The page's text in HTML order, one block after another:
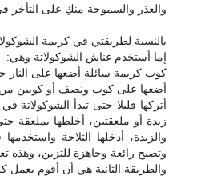
والعذر والسموحة منكِ على التأخر
بالنسبة لطريقتي في كريمة
إما أستخدم غناش الشوكولاتة وهي:
كوب كريمة سائلة أضعها على النار
أضعها على كوب ونصف أو كوبين من
أتركها قليلا حتى تبدأ الشوكولاتة
زبدة أو ملعقتين، أخلطها بملعقة
والزبدة، أدخلها الثلاجة
وتصبح رائعة وجاهزة للتزين، وهذه
والطريقة الثانية هي أن أقوم بعمل